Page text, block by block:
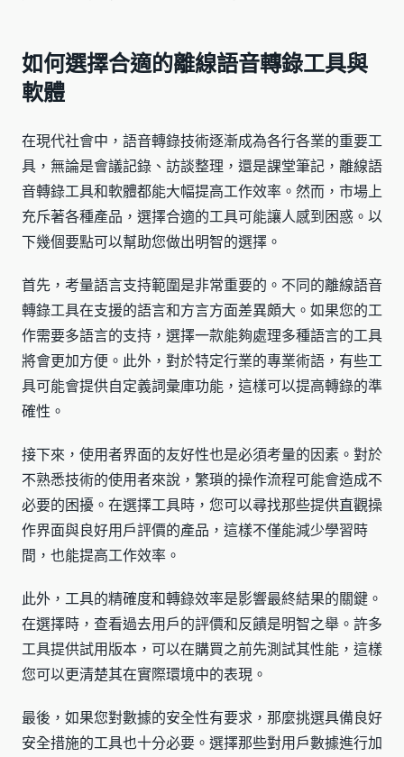
如何選擇合適的離線語音轉錄工具與
軟體
在現代社會中，語音轉錄技術逐漸成為各行各業的重要工
具，無論是會議記錄、訪談整理，還是課堂筆記，離線語
音轉錄工具和軟體都能大幅提高工作效率。然而，市場上
充斥著各種產品，選擇合適的工具可能讓人感到困惑。以
下幾個要點可以幫助您做出明智的選擇。
首先，考量語言支持範圍是非常重要的。不同的離線語音
轉錄工具在支援的語言和方言方面差異頗大。如果您的工
作需要多語言的支持，選擇一款能夠處理多種語言的工具
將會更加方便。此外，對於特定行業的專業術語，有些工
具可能會提供自定義詞彙庫功能，這樣可以提高轉錄的準
確性。
接下來，使用者界面的友好性也是必須考量的因素。對於
不熟悉技術的使用者來說，繁瑣的操作流程可能會造成不
必要的困擾。在選擇工具時，您可以尋找那些提供直觀操
作界面與良好用戶評價的產品，這樣不僅能減少學習時
間，也能提高工作效率。
此外，工具的精確度和轉錄效率是影響最終結果的關鍵。
在選擇時，查看過去用戶的評價和反饋是明智之舉。許多
工具提供試用版本，可以在購買之前先測試其性能，這樣
您可以更清楚其在實際環境中的表現。
最後，如果您對數據的安全性有要求，那麼挑選具備良好
安全措施的工具也十分必要。選擇那些對用戶數據進行加